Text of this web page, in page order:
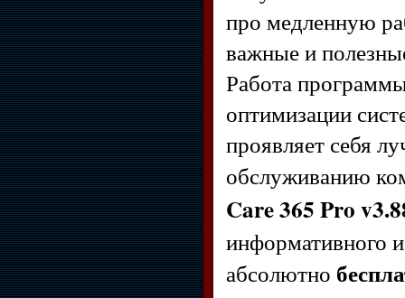
про медленную
важные и
Работа
оптимизации
проявляет себя
обслуживанию
Care 365 Pro
информативного
абсолютно